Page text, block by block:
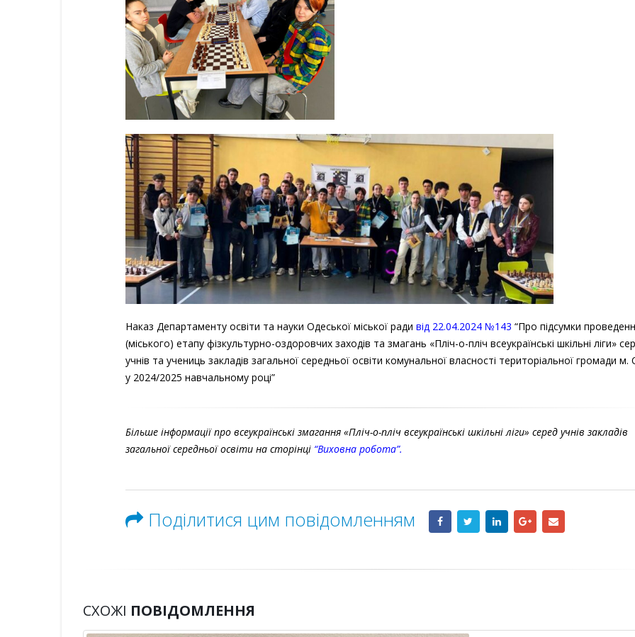
Наказ Департаменту освіти та науки Одеської міської ради від 22.04.2024 №143 “Про підсумки
(міського) етапу фізкультурно-оздоровчих заходів та змагань «Пліч-о-пліч всеукраїнські шкільні ліги»
учнів та учениць закладів загальної середньої освіти комунальної власності територіальної громади м.
у 2024/2025 навчальному році”
Більше інформації про всеукраїнські змагання «Пліч-о-пліч всеукраїнські шкільні ліги» серед учнів закладів
загальної середньої освіти на сторінці “Виховна робота”.
Поділитися цим повідомленням
СХОЖІ ПОВІДОМЛЕННЯ